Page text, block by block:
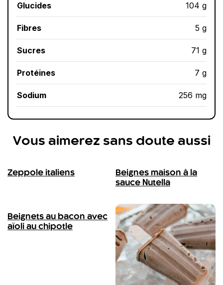
Glucides 104 g
Fibres 5 g
Sucres 71 g
Protéines 7 g
Sodium 256 mg
Vous aimerez sans doute aussi
Zeppole italiens
Beignes maison à la
sauce Nutella
Beignets au bacon avec
aïoli au chipotle